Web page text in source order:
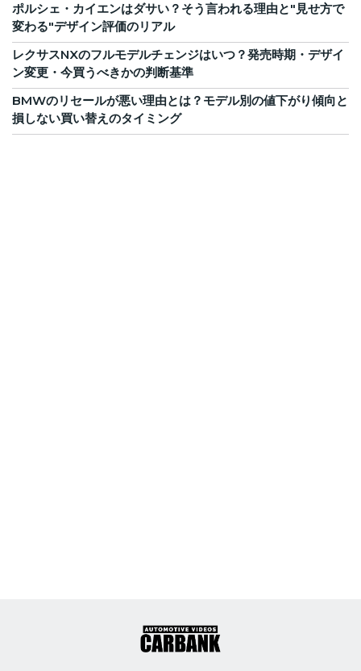
ポルシェ・カイエンはダサい？そう言われる理由と"見せ方で
変わる"デザイン評価のリアル
レクサスNXのフルモデルチェンジはいつ？発売時期・デザイ
ン変更・今買うべきかの判断基準
BMWのリセールが悪い理由とは？モデル別の値下がり傾向と
損しない買い替えのタイミング